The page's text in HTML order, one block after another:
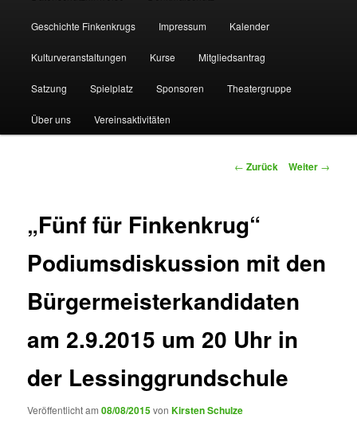
Geschichte Finkenkrugs Impressum Kalender
Kulturveranstaltungen Kurse Mitgliedsantrag
Satzung Spielplatz Sponsoren Theatergruppe
Über uns Vereinsaktivitäten
Beitragsnavigation
← Zurück Weiter →
„Fünf für Finkenkrug“
Podiumsdiskussion mit den
Bürgermeisterkandidaten
am 2.9.2015 um 20 Uhr in
der Lessinggrundschule
Veröffentlicht am08/08/2015vonKirsten Schulze